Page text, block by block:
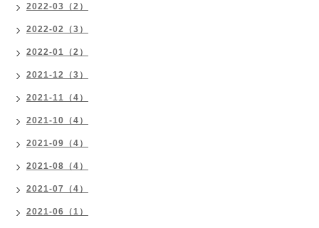
2022-03（2）
2022-02（3）
2022-01（2）
2021-12（3）
2021-11（4）
2021-10（4）
2021-09（4）
2021-08（4）
2021-07（4）
2021-06（1）